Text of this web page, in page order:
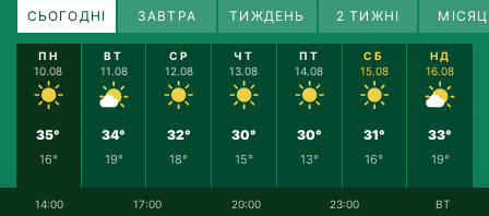
СЬОГОДНІ ЗАВТРА ТИЖДЕНЬ 2 ТИЖНІ
ПН
10.08
35°
16°
ВТ
11.08
34°
19°
СР
12.08
32°
18°
ЧТ
13.08
30°
15°
ПТ
14.08
30°
13°
СБ
15.08
31°
16°
НД
16.08
33°
19°
14:00 17:00 20:00 23:00 ВТ